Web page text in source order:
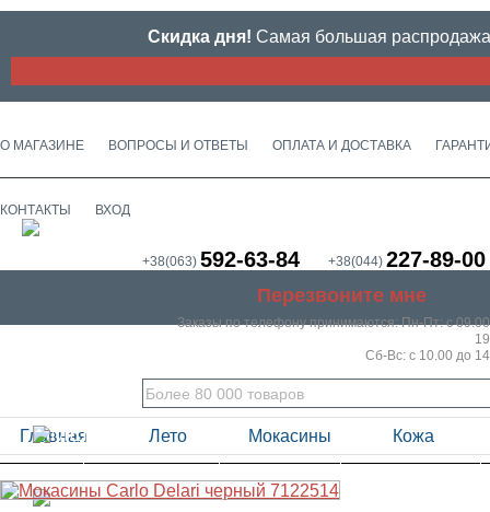
Скидка дня! Самая большая
О МАГАЗИНЕ ВОПРОСЫ И ОТВЕТЫ ОПЛАТА И ДОСТАВКА
КОНТАКТЫ ВХОД
+38(063) 592-63-84 +38(044) 227-89-00
Перезвоните мне
Заказы по телефону принимаются:Пн-Пт: с
Сб-Вс: с 10.00 до
ВЕСНА ЛЕТО
Главная Лето Мокасины Кожа